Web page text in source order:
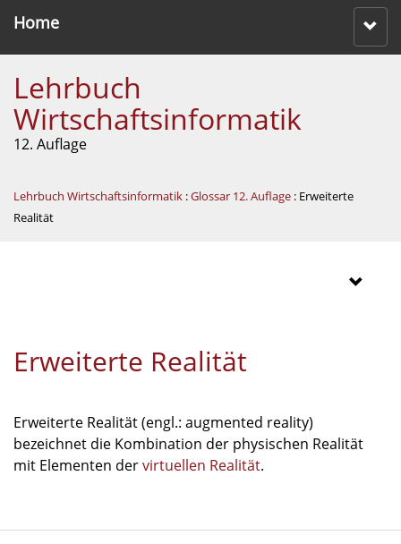
Home
Lehrbuch
Wirtschaftsinformatik
12. Auflage
Lehrbuch Wirtschaftsinformatik :Glossar 12. Auflage : Erweiterte
Realität
Erweiterte Realität
Erweiterte Realität (engl.: augmented reality)
bezeichnet die Kombination der physischen Realität
mit Elementen dervirtuellen Realität.